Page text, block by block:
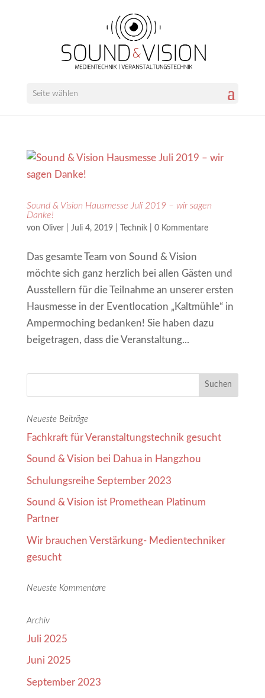
Seite wählen
Sound & Vision Hausmesse Juli 2019 – wir sagen
Danke!
von Oliver| Juli 4, 2019| Technik| 0 Kommentare
Das gesamte Team von Sound & Vision
möchte sich ganz herzlich bei allen Gästen und
Ausstellern für die Teilnahme an unserer ersten
Hausmesse in der Eventlocation „Kaltmühle“ in
Ampermoching bedanken! Sie haben dazu
beigetragen, dass die Veranstaltung...
Neueste Beiträge
Fachkraft für Veranstaltungstechnik gesucht
Sound & Vision bei Dahua in Hangzhou
Schulungsreihe September 2023
Sound & Vision ist Promethean Platinum
Partner
Wir brauchen Verstärkung- Medientechniker
gesucht
Neueste Kommentare
Archiv
Juli 2025
Juni 2025
September 2023